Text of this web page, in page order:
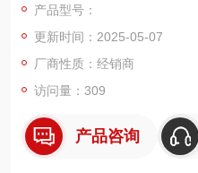
的限流器是保护盒内设有与负
动调压电器由自动移相电路单
角、延时电路单元控制继电器
限流器自动改变可控硅控制极
110v 2、限流值：≤30A 3、空载功率：≤5W 4、启动时间：≥3-5
min 使用方法 1、安装线路图（单相连接） 2、输入电压220V或1
产品型号：
更新时间：2025-05-07
厂商性质：经销商
访问量：309
产品咨询